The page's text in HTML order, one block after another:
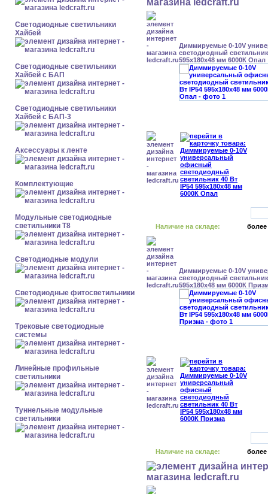
Светодиодные светильники
Хайбей
Светодиодные светильники
Хайбей с БАП
Светодиодные светильники
Хайбей с БАП-3
Аксессуары к ленте
Комплектующие
Модульные светодиодные
светильники Т8
Светодиодные модули
Светодиодные фитосветильники
Трековые светодиодные
системы
Линейные профильные
светильники
Туннельные модульные
светильники
Диммируемые 0-10V
светодиодный
595x180x48 мм 6000К Опал
Наличие на складе: более
Диммируемые 0-10V
светодиодный
595x180x48 мм 6000К
Наличие на складе: более